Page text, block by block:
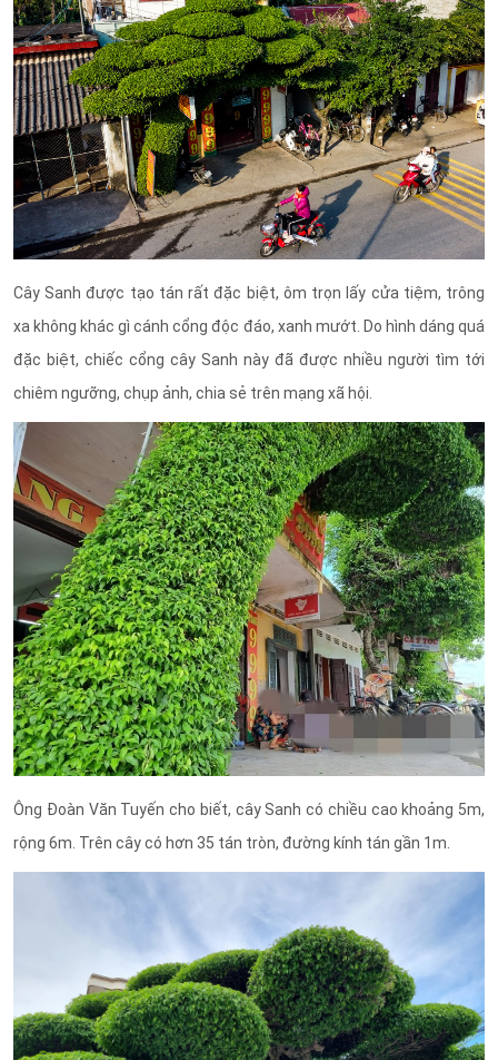
Cây Sanh được tạo tán rất đặc biệt, ôm trọn lấy cửa tiệm, trông
xa không khác gì cánh cổng độc đáo, xanh mướt. Do hình dáng quá
đặc biệt, chiếc cổng cây Sanh này đã được nhiều người tìm tới
chiêm ngưỡng, chụp ảnh, chia sẻ trên mạng xã hội.
Ông Đoàn Văn Tuyến cho biết, cây Sanh có chiều cao khoảng 5m,
rộng 6m. Trên cây có hơn 35 tán tròn, đường kính tán gần 1m.